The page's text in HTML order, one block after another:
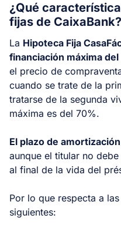
¿Qué
fijas de CaixaBank?
La Hipoteca Fija
financiación máxima
el precio de
cuando se trate de la
tratarse de la segunda
máxima es del 70%.
El plazo de
aunque el titular no
al final de la vida del
Por lo que respecta a las
siguientes: